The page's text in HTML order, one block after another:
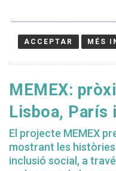
MEMEX:
Lisboa, París
El projecte MEMEX
mostrant les
inclusió social, a
ACCEPTAR MÉS